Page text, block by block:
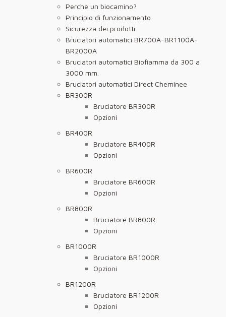
Perchè un biocamino?
Principio di funzionamento
Sicurezza dei prodotti
Bruciatori automatici BR700A-BR1100A-
BR2000A
Bruciatori automatici Biofiamma da 300 a
3000 mm.
Bruciatori automatici Direct Cheminee
BR300R
Bruciatore BR300R
Opzioni
BR400R
Bruciatore BR400R
Opzioni
BR600R
Bruciatore BR600R
Opzioni
BR800R
Bruciatore BR800R
Opzioni
BR1000R
Bruciatore BR1000R
Opzioni
BR1200R
Bruciatore BR1200R
Opzioni